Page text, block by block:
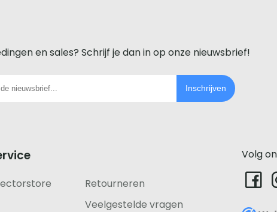
en sales? Schrijf je dan in op onze nieuwsbrief!
Inschrijven
Retourneren
Veelgestelde vragen
Volg